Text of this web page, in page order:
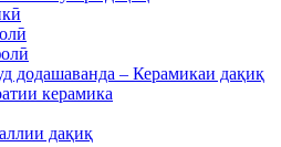
додашаванда – Керамикаи дақиқ
керамика
дақиқ